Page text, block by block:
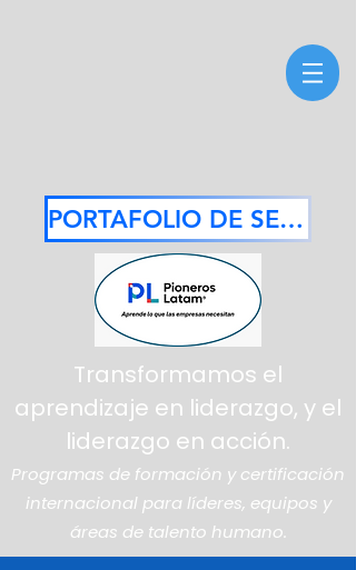
PORTAFOLIO DE SERVICIOS 2026
Transformamos el
aprendizaje en liderazgo, y el
liderazgo en acción.
Programas de formación y certificación
internacional para líderes, equipos y
áreas de talento humano.